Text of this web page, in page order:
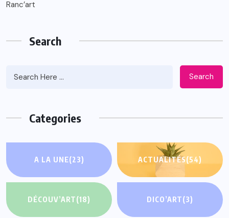
Ranc’art
Search
Search
Categories
A LA UNE(23) ACTUALITÉS(54)
DÉCOUV’ART(18) DICO’ART(3)